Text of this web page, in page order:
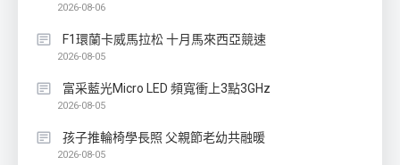
2026-08-06
F1環蘭卡威馬拉松 十月馬來西亞競速
2026-08-05
富采藍光Micro LED 頻寬衝上3點3GHz
2026-08-05
孩子推輪椅學長照 父親節老幼共融暖
2026-08-05